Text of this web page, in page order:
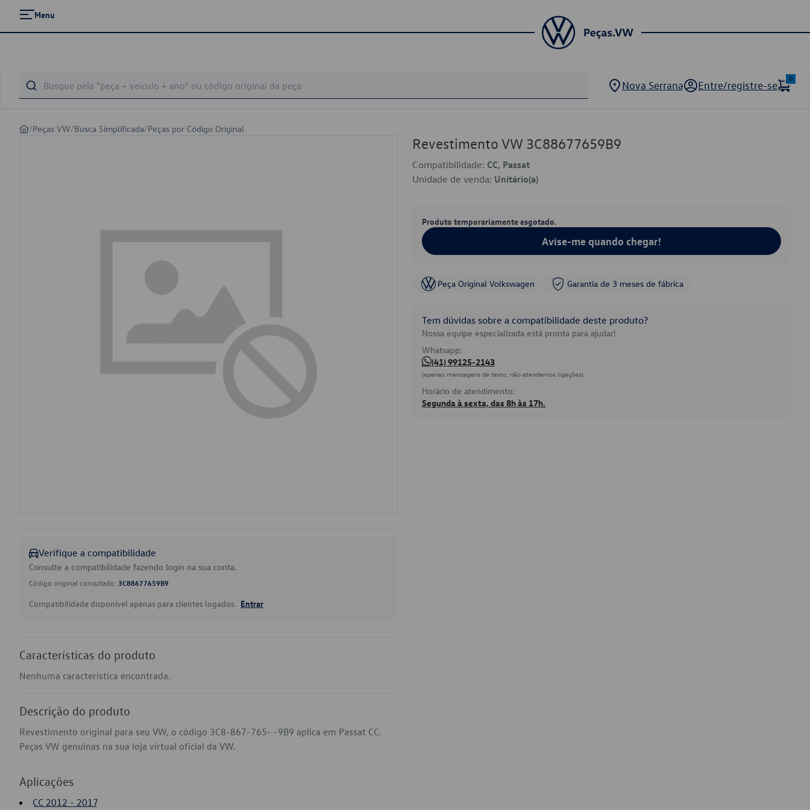
Menu
Nova Serrana Entre/registre-se
0
/Peças VW/Busca Simplificada/Peças por Código Original
Verifique a compatibilidade
Consulte a compatibilidade fazendo login na sua conta.
Código original consultado: 3C88677659B9
Compatibilidade disponível apenas para clientes logados. Entrar
Características do produto
Nenhuma característica encontrada.
Descrição do produto
Revestimento original para seu VW, o código 3C8-867-765- -9B9 aplica em Passat CC.
Peças VW genuínas na sua loja virtual oficial da VW.
Aplicações
CC 2012 - 2017
Revestimento VW 3C88677659B9
Compatibilidade: CC, Passat
Unidade de venda: Unitário(a)
Produto temporariamente esgotado.
Avise-me quando chegar!
Peça Original Volkswagen Garantia de 3 meses de fábrica
Tem dúvidas sobre a compatibilidade deste produto?
Nossa equipe especializada está pronta para ajudar!
Whatsapp:
(41) 99125-2143
(apenas mensagens de texto, não atendemos ligações)
Horário de atendimento:
Segunda à sexta, das 8h às 17h.